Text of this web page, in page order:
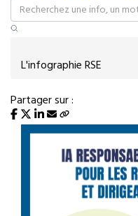
L'infographie RSE
Partager sur :